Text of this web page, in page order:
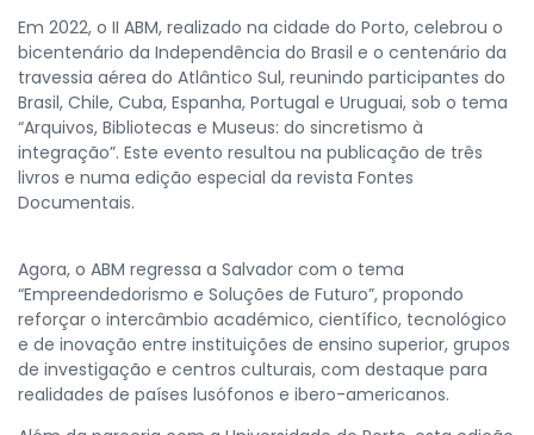
Em 2022, o II ABM, realizado na cidade do Porto, celebrou o
bicentenário da Independência do Brasil e o centenário da
travessia aérea do Atlântico Sul, reunindo participantes do
Brasil, Chile, Cuba, Espanha, Portugal e Uruguai, sob o tema
“Arquivos, Bibliotecas e Museus: do sincretismo à
integração”. Este evento resultou na publicação de três
livros e numa edição especial da revista Fontes
Documentais.
Agora, o ABM regressa a Salvador com o tema
“Empreendedorismo e Soluções de Futuro”, propondo
reforçar o intercâmbio académico, científico, tecnológico
e de inovação entre instituições de ensino superior, grupos
de investigação e centros culturais, com destaque para
realidades de países lusófonos e ibero-americanos.